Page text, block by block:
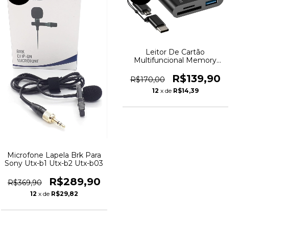
Microfone Lapela Brk Para
Sony Utx-b1 Utx-b2 Utx-b03
R$369,90 R$289,90
12 x de R$29,82
Leitor De Cartão
Multifuncional Memory
R$170,00
R$139,90
12 x de R$14,39